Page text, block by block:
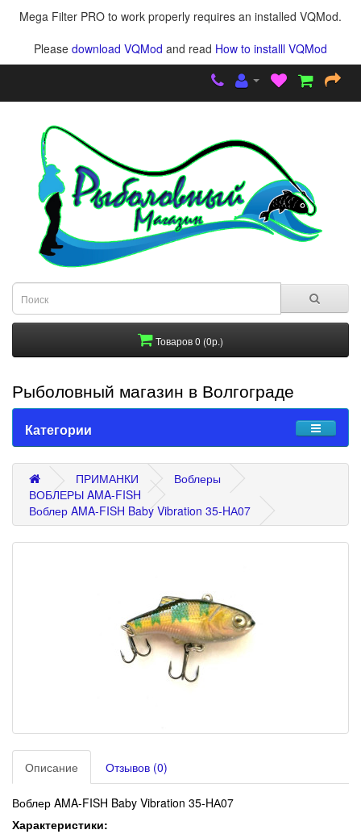
Mega Filter PRO to work properly requires an installed VQMod.
Please download VQMod and read How to installl VQMod
Товаров 0 (0р.)
Рыболовный магазин в Волгограде
Категории
ПРИМАНКИ
Воблеры
ВОБЛЕРЫ AMA-FISH
Воблер AMA-FISH Baby Vibration 35-HА07
Описание Отзывов (0)
Воблер AMA-FISH Baby Vibration 35-HА07
Характеристики: